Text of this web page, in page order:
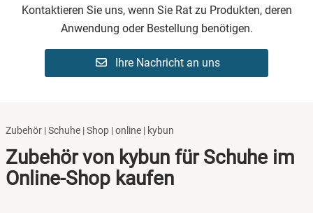
Kontaktieren Sie uns, wenn Sie Rat zu Produkten, deren
Anwendung oder Bestellung benötigen.
Ihre Nachricht an uns
Zubehör | Schuhe | Shop | online | kybun
Zubehör von kybun für Schuhe im
Online-Shop kaufen